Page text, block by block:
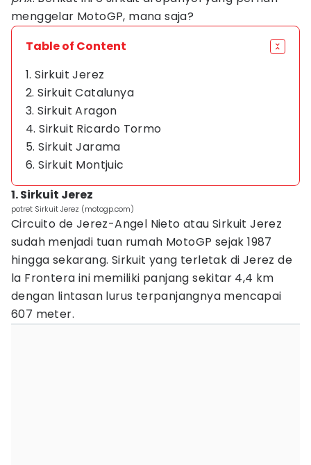
menggelar MotoGP, mana saja?
Table of Content
1. Sirkuit Jerez
2. Sirkuit Catalunya
3. Sirkuit Aragon
4. Sirkuit Ricardo Tormo
5. Sirkuit Jarama
6. Sirkuit Montjuic
1. Sirkuit Jerez
potret Sirkuit Jerez (motogp.com)
Circuito de Jerez-Angel Nieto atau Sirkuit Jerez
sudah menjadi tuan rumah MotoGP sejak 1987
hingga sekarang. Sirkuit yang terletak di Jerez de
la Frontera ini memiliki panjang sekitar 4,4 km
dengan lintasan lurus terpanjangnya mencapai
607 meter.